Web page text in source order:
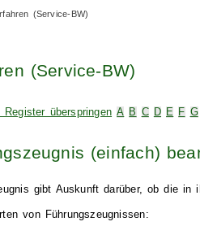
(Service-BW)
(Service-BW)
überspringen A B C D E F G
(einfach)
gibt Auskunft darüber, ob die
von Führungszeugnissen: